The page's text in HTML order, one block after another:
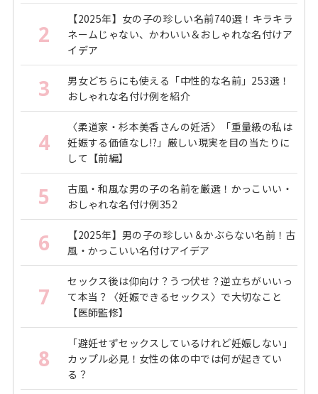
2
【2025年】女の子の珍しい名前740選！キラキラ
ネームじゃない、かわいい＆おしゃれな名付けア
イデア
3
男女どちらにも使える「中性的な名前」253選！
おしゃれな名付け例を紹介
4
〈柔道家・杉本美香さんの妊活〉「重量級の私は
妊娠する価値なし!?」厳しい現実を目の当たりに
して【前編】
5
古風・和風な男の子の名前を厳選！かっこいい・
おしゃれな名付け例352
6
【2025年】男の子の珍しい＆かぶらない名前！古
風・かっこいい名付けアイデア
7
セックス後は仰向け？うつ伏せ？逆立ちがいいっ
て本当？〈妊娠できるセックス〉で大切なこと
【医師監修】
8
「避妊せずセックスしているけれど妊娠しない」
カップル必見！女性の体の中では何が起きてい
る？